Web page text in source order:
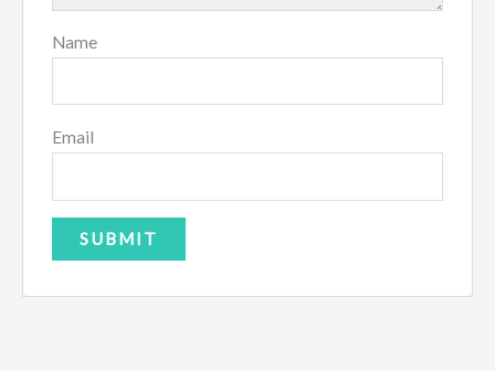
Name
Email